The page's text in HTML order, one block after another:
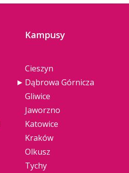
Kampusy
Cieszyn
Dąbrowa Górnicza
Gliwice
Jaworzno
Katowice
Kraków
Olkusz
Tychy